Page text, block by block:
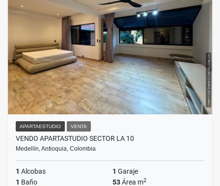
APARTAESTUDIO VENTA
VENDO APARTASTUDIO SECTOR LA 10
Medellín, Antioquia, Colombia
1 Alcobas 1 Garaje
1 Baño 53Área m2